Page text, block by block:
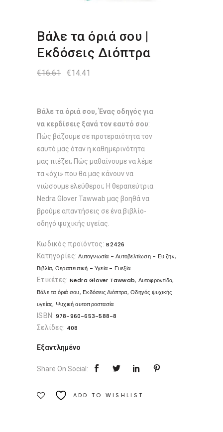
Βάλε τα όριά σου |
Εκδόσεις Διόπτρα
€16.61
Original
€14.41
Βάλε τα όριά σου, Ένας οδηγός για
να κερδίσεις ξανά τον εαυτό σου:
Πώς βάζουμε σε προτεραιότητα τον
εαυτό μας όταν η καθημερινότητα
μας πιέζει; Πώς μαθαίνουμε να λέμε
τα «όχι» που θα μας κάνουν να
νιώσουμε ελεύθεροι; Η θεραπεύτρια
Nedra Glover Tawwab μας βοηθά να
βρούμε απαντήσεις σε ένα βιβλίο-
οδηγό ψυχικής υγείας.
Κωδικός προϊόντος:B2426
Κατηγορίες:Αυτογνωσία - Αυτοβελτίωση - Ευ ζην,
Βιβλία, Θεραπευτική - Υγεία - Ευεξία
Ετικέτες: Nedra Glover Tawwab, Αυτοφροντίδα,
Βάλε τα όριά σου, Εκδόσεις Διόπτρα,Οδηγός ψυχικής
υγείας, Ψυχική αυτοπροστασία
ISBN: 978-960-653-588-8
Σελίδες: 408
Εξαντλημένο
Share On Social:
ADD TO WISHLIST